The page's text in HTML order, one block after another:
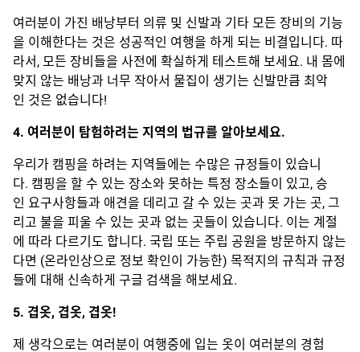
여러분이 가진 배낭부터 의류 및 신발과 기타 모든 장비의 기능
을 이해한다는 것은 성공적인 여행을 하게 되는 비결입니다. 따
라서, 모든 장비들을 사전에 확실하게 테스트해 보세요. 내 몸에
맞지 않는 배낭과 너무 작아서 물집이 생기는 신발만큼 최악
인 것은 없습니다!
4. 여러분이 탐험하려는 지역의 법규를 알아보세요.
우리가 캠핑을 하려는 지역들에는 수많은 규정들이 있습니
다. 캠핑을 할 수 있는 장소와 못하는 특정 장소들이 있고, 승
인 요구사항들과 애견을 데리고 갈 수 있는 곳과 못 가는 곳, 그
리고 불을 피울 수 있는 곳과 없는 곳들이 있습니다. 이는 계절
에 따라 다르기도 합니다. 국립 또는 주립 공원을 방문하지 않는
다면 (온라인상으로 정보 확인이 가능한) 목적지의 규칙과 규정
들에 대해 신속하게 구글 검색을 해보세요.
5. 겹옷, 겹옷, 겹옷!
제 생각으로는 여러분이 여행중에 입는 옷이 여러분의 경험